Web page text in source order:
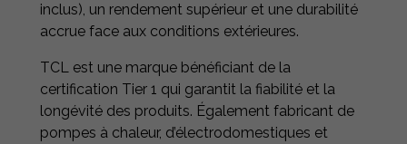
inclus), un rendement supérieur et une durabilité
accrue face aux conditions extérieures.
TCL est une marque bénéficiant de la
certification Tier 1 qui garantit la fiabilité et la
longévité des produits. Également fabricant de
pompes à chaleur, d’électrodomestiques et